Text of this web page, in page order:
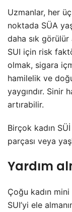
Uzmanlar, her
noktada SÜA
daha sık
SUI için risk
olmak, sigara
hamilelik ve
yaygındır. Sinir
artırabilir.
Birçok kadın
parçası veya
Yardım
Çoğu kadın
SUI’yi ele